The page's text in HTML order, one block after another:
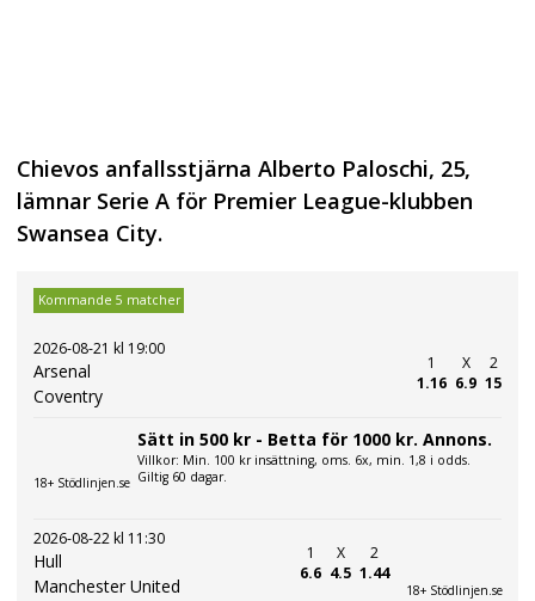
Chievos anfallsstjärna Alberto Paloschi, 25,
lämnar Serie A för Premier League-klubben
Swansea City.
Kommande 5 matcher
2026-08-21 kl 19:00
Arsenal
Coventry
1
1.16
X
6.9
2
15
18+ Stödlinjen.se
Sätt in 500 kr - Betta för 1000 kr. Annons.
Villkor: Min. 100 kr insättning, oms. 6x, min. 1,8 i odds.
Giltig 60 dagar.
2026-08-22 kl 11:30
Hull
Manchester United
1
6.6
X
4.5
2
1.44
18+ Stödlinjen.se